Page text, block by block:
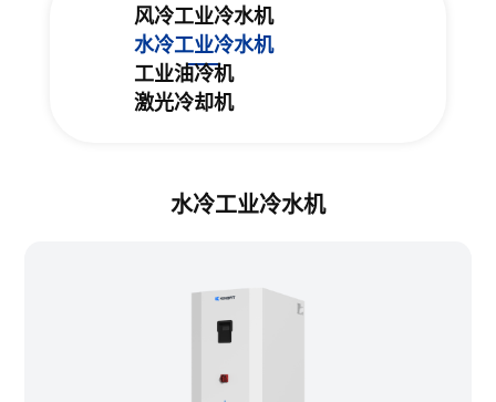
风冷工业冷水机
水冷工业冷水机
工业油冷机
激光冷却机
水冷工业冷水机